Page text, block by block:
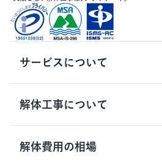
サービスについて
サービスの流れ
サービスのメリット
クラッソーネの自治体連携
解体工事について
解体工事の基礎知識
解体費用の相場